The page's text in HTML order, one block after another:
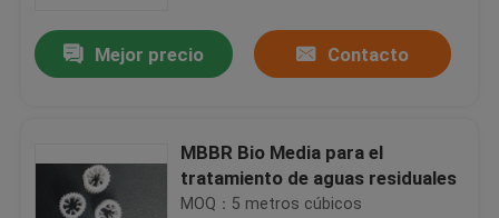
Mejor precio Contacto
MBBR Bio Media para el
tratamiento de aguas residuales
MOQ：5 metros cúbicos